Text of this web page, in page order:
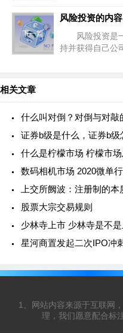
月成立的股份
下一篇
风险投资是一
持并获得自己公
相关文章
什么叫对倒？对倒与对敲
证券b级是什么，证券b
数码相机市场 2020微单
上交所阙波：注册制的
股票大宗交易规则
少林寺上市 少林寺是不是
星河商置发起二次IPO冲
1、网站内容来源于互联网
理，我们愿意配合标